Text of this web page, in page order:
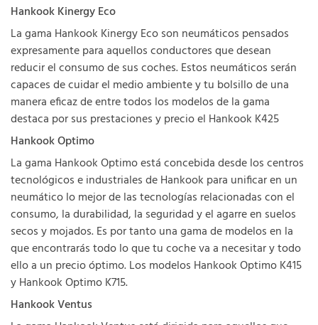
Hankook Kinergy Eco
La gama Hankook Kinergy Eco son neumáticos pensados
expresamente para aquellos conductores que desean
reducir el consumo de sus coches. Estos neumáticos serán
capaces de cuidar el medio ambiente y tu bolsillo de una
manera eficaz de entre todos los modelos de la gama
destaca por sus prestaciones y precio el Hankook K425
Hankook Optimo
La gama Hankook Optimo está concebida desde los centros
tecnológicos e industriales de Hankook para unificar en un
neumático lo mejor de las tecnologías relacionadas con el
consumo, la durabilidad, la seguridad y el agarre en suelos
secos y mojados. Es por tanto una gama de modelos en la
que encontrarás todo lo que tu coche va a necesitar y todo
ello a un precio óptimo. Los modelos Hankook Optimo K415
y Hankook Optimo K715.
Hankook Ventus